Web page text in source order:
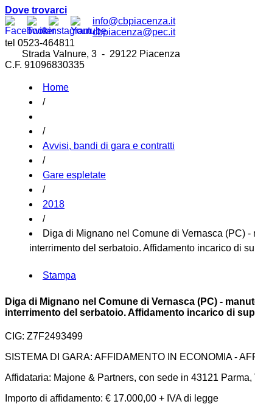
Dove trovarci
info@cbpiacenza.it
cbpiacenza@pec.it
tel 0523-464811
Strada Valnure, 3 - 29122 Piacenza
C.F. 91096830335
Home
/
/
Avvisi, bandi di gara e contratti
/
Gare espletate
/
2018
/
Diga di Mignano nel Comune di Vernasca (PC)
interrimento del serbatoio. Affidamento incarico di
Stampa
Diga di Mignano nel Comune di Vernasca (PC) -
interrimento del serbatoio. Affidamento incarico di
CIG: Z7F2493499
SISTEMA DI GARA: AFFIDAMENTO IN ECONOMIA -
Affidataria: Majone & Partners, con sede in 43121
Importo di affidamento: € 17.000,00 + IVA di legge